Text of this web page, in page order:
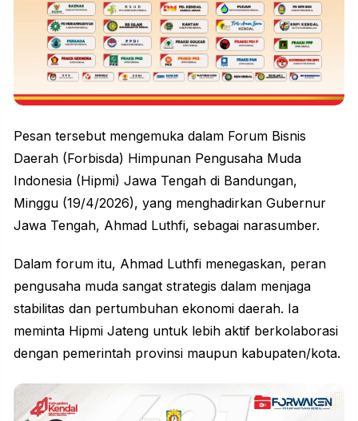
Pesan tersebut mengemuka dalam Forum Bisnis
Daerah (Forbisda) Himpunan Pengusaha Muda
Indonesia (Hipmi) Jawa Tengah di Bandungan,
Minggu (19/4/2026), yang menghadirkan Gubernur
Jawa Tengah, Ahmad Luthfi, sebagai narasumber.
Dalam forum itu, Ahmad Luthfi menegaskan, peran
pengusaha muda sangat strategis dalam menjaga
stabilitas dan pertumbuhan ekonomi daerah. Ia
meminta Hipmi Jateng untuk lebih aktif berkolaborasi
dengan pemerintah provinsi maupun kabupaten/kota.